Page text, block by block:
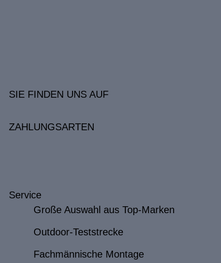
SIE FINDEN UNS AUF
ZAHLUNGSARTEN
Service
Große Auswahl aus Top-Marken
Outdoor-Teststrecke
Fachmännische Montage